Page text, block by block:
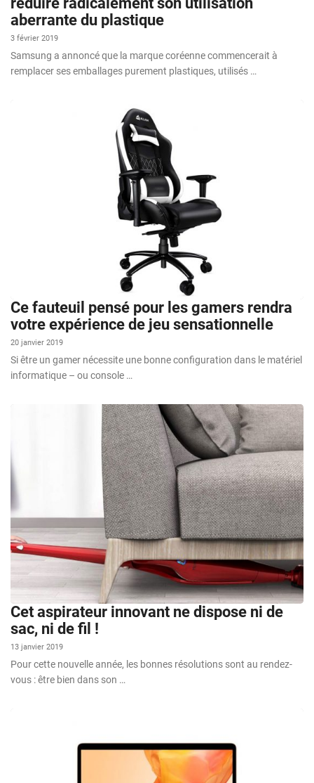
aberrante du plastique
3 février 2019
Samsung a annoncé que la marque coréenne commencerait à
remplacer ses emballages purement plastiques, utilisés …
Ce fauteuil pensé pour les gamers rendra
votre expérience de jeu sensationnelle
20 janvier 2019
Si être un gamer nécessite une bonne configuration dans le matériel
informatique – ou console …
Cet aspirateur innovant ne dispose ni de
sac, ni de fil !
13 janvier 2019
Pour cette nouvelle année, les bonnes résolutions sont au rendez-
vous : être bien dans son …